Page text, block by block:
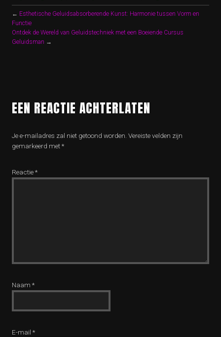
← Esthetische Geluidsabsorberende Kunst: Harmonie tussen Vorm en
Functie
Ontdek de Wereld van Geluidstechniek met een Boeiende Cursus
Geluidsman →
EEN REACTIE ACHTERLATEN
Je e-mailadres zal niet getoond worden. Vereiste velden zijn
gemarkeerd met*
Reactie*
Naam *
E-mail *